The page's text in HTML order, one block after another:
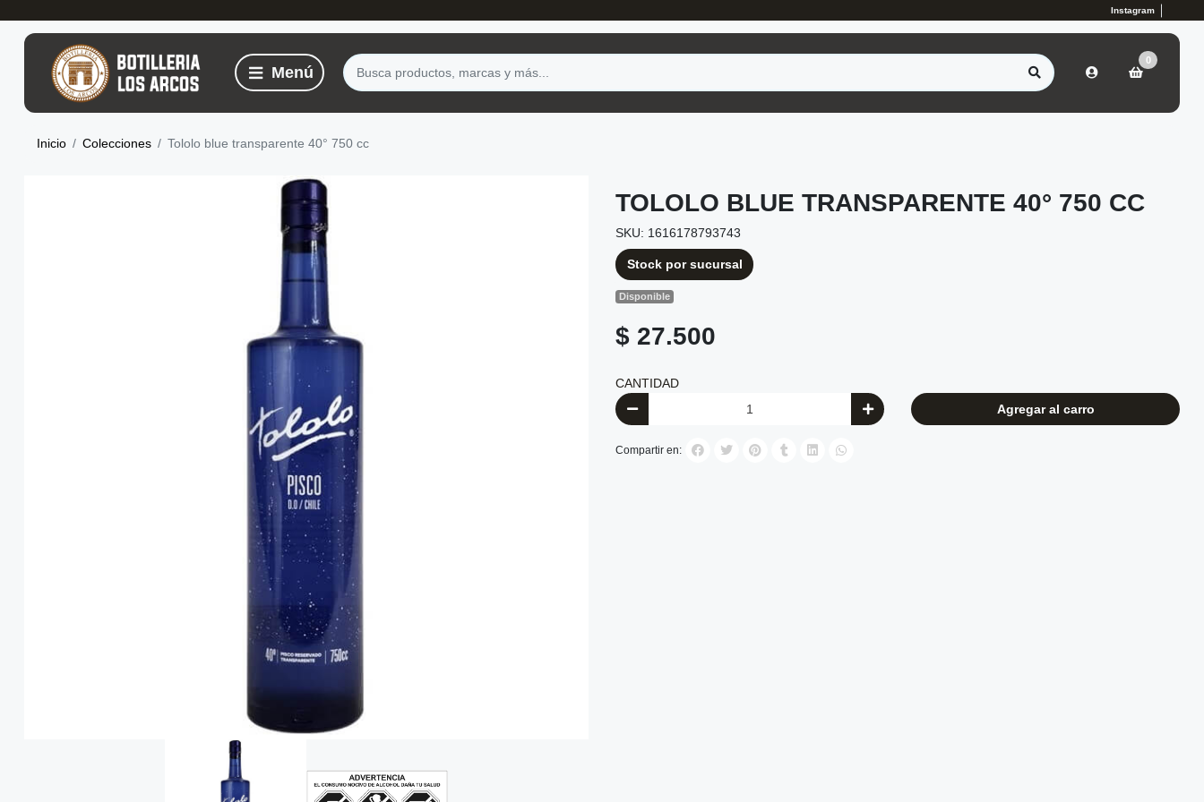
Instagram
0
Inicio Colecciones Tololo blue transparente 40° 750 cc
TOLOLO BLUE TRANSPARENTE 40° 750 CC
SKU: 1616178793743
Stock por sucursal
Disponible
$ 27.500
CANTIDAD
Agregar al carro
Compartir en: